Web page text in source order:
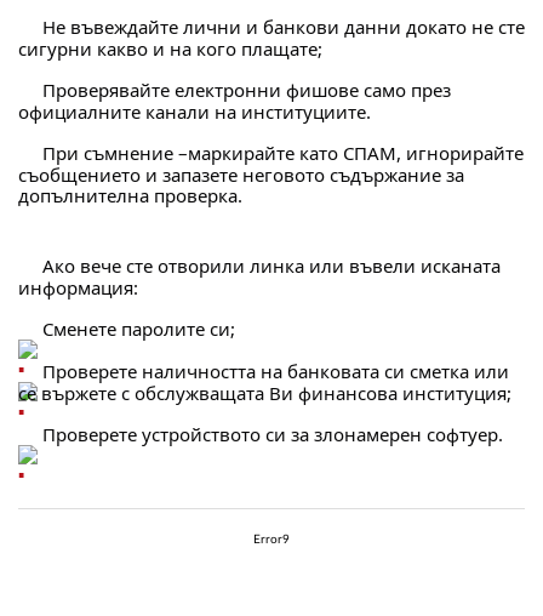
Не въвеждайте лични и банкови данни докато не сте
сигурни какво и на кого плащате;
Проверявайте електронни фишове само през
официалните канали на институциите.
При съмнение –маркирайте като СПАМ, игнорирайте
съобщението и запазете неговото съдържание за
допълнителна проверка.
Ако вече сте отворили линка или въвели исканата
информация:
Смeнете паролите си;
Проверете наличността на банковата си сметка или
се вържете с обслужващата Ви финансова институция;
Проверете устройството си за злонамерен софтуер.
Error9